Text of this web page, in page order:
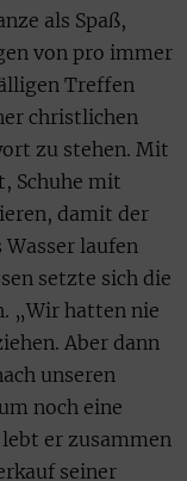
als Spaß,
von pro immer
Treffen
christlichen
zu stehen. Mit
Schuhe mit
damit der
laufen
setzte sich die
„Wir hatten nie
Aber dann
unseren
noch eine
er zusammen
seiner